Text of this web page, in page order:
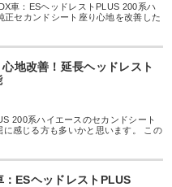
車：ESヘッドレストPLUS 200系ハ
セカンドシート座り心地を改善した
地改善！延長ヘッドレスト
200系ハイエースのセカンドシート
感じる方も多いかと思います。 この
ESヘッドレストPLUS